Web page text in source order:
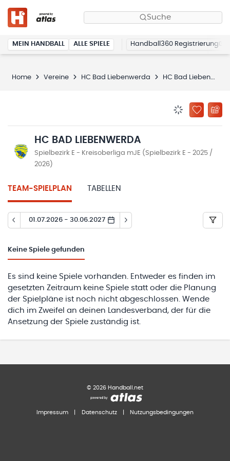
Suche
MEIN HANDBALL ALLE SPIELE Handball360 Registrierung
Home Vereine HC Bad Liebenwerda HC Bad Liebenwerda
ZU
HC BAD LIEBENWERDA
Spielbezirk E - Kreisoberliga mJE (Spielbezirk E - 2025 /
2026)
TEAM-SPIELPLAN TABELLEN
01.07.2026 - 30.06.2027
Keine Spiele gefunden
Es sind keine Spiele vorhanden. Entweder es finden im
gesetzten Zeitraum keine Spiele statt oder die Planung
der Spielpläne ist noch nicht abgeschlossen. Wende
dich im Zweifel an deinen Landesverband, der für die
Ansetzung der Spiele zuständig ist.
© 2026 Handball.net
Impressum Datenschutz Nutzungsbedingungen